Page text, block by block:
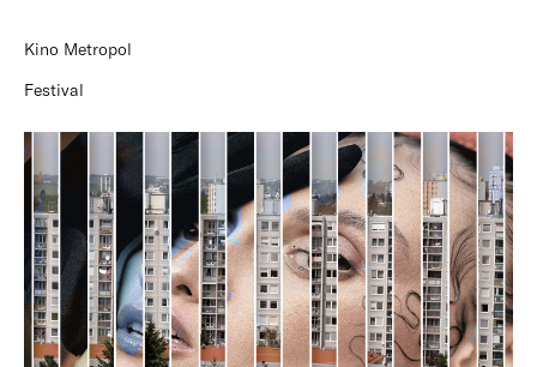
Kino Metropol
Festival